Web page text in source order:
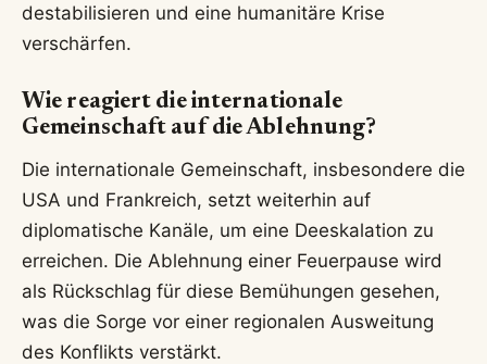
destabilisieren und eine humanitäre Krise
verschärfen.
Wie reagiert die internationale
Gemeinschaft auf die Ablehnung?
Die internationale Gemeinschaft, insbesondere die
USA und Frankreich, setzt weiterhin auf
diplomatische Kanäle, um eine Deeskalation zu
erreichen. Die Ablehnung einer Feuerpause wird
als Rückschlag für diese Bemühungen gesehen,
was die Sorge vor einer regionalen Ausweitung
des Konflikts verstärkt.